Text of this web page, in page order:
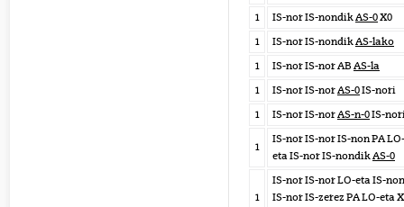
1
IS-nor IS-nondikAS-0X0
1
IS-nor IS-nondikAS-lako
1
IS-nor IS-nor AB AS-la
1
IS-nor IS-norAS-0IS-nori
1
IS-nor IS-norAS-n-0IS-
1
IS-nor IS-nor IS-non PA LO-
eta IS-nor IS-nondikAS-0
1
IS-nor IS-nor LO-eta IS-
IS-nor IS-zerez PA LO-eta